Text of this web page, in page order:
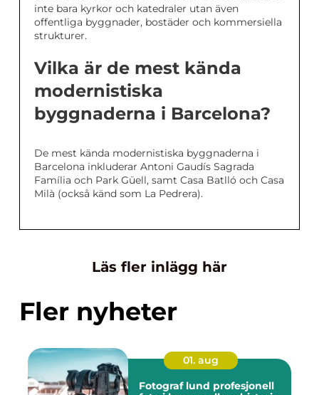
inte bara kyrkor och katedraler utan även
offentliga byggnader, bostäder och kommersiella
strukturer.
Vilka är de mest kända
modernistiska
byggnaderna i Barcelona?
De mest kända modernistiska byggnaderna i
Barcelona inkluderar Antoni Gaudís Sagrada
Família och Park Güell, samt Casa Batlló och Casa
Milà (också känd som La Pedrera).
Läs fler inlägg här
Fler nyheter
01. aug
Fotograf lund profesjonell